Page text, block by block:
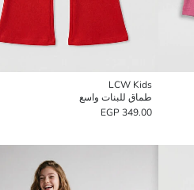
LCW Kids
طماق للبنات واسع
349.00 EGP